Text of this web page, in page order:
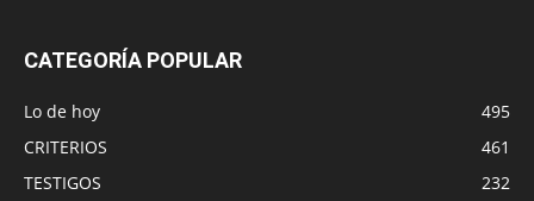
CATEGORÍA POPULAR
Lo de hoy
495
CRITERIOS
461
TESTIGOS
232